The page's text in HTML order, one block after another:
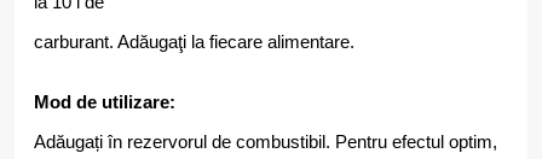
carburant. Adăugaţi la fiecare alimentare.
Mod de utilizare:
Adăugați în rezervorul de combustibil. Pentru efectul optim,